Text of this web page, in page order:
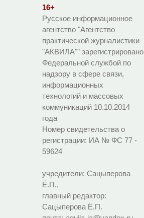
16+
Русское информационное
агентство "Агентство
практической журналистики
"АКВИЛА"" зарегистрировано
Федеральной службой по
надзору в сфере связи,
информационных
технологий и массовых
коммуникаций 10.10.2014
года
Номер свидетельства о
регистрации: ИА № ФС 77 -
59624
учредители: Сацыперова
Ё.П.,
главный редактор:
Сацыперова Ё.П.